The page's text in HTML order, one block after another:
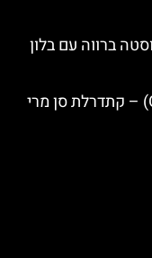
ברווה עם בלון
קתדרלת גירונה (Girona Cathedral) – קתדרלת סן מרי